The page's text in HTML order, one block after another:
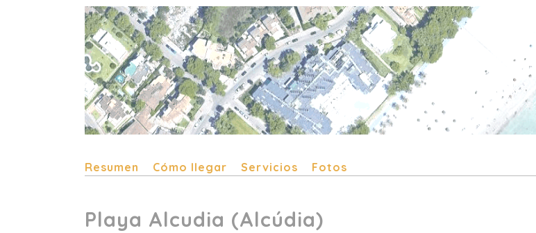
Resumen Cómo llegar Servicios Fotos
Playa Alcudia (Alcúdia)